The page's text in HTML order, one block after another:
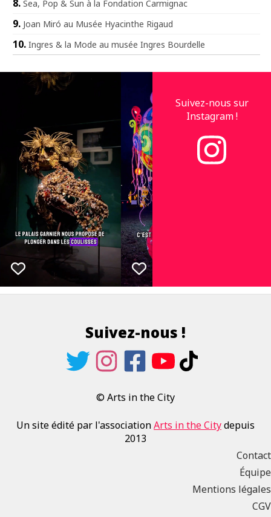
Sea, Pop & Sun à la Fondation Carmignac
Joan Miró au Musée Hyacinthe Rigaud
Ingres & la Mode au musée Ingres Bourdelle
Suivez-nous sur
Instagram !
Suivez-nous !
© Arts in the City
Un site édité par l'associationArts in the Citydepuis
2013
Contact
Équipe
Mentions légales
CGV